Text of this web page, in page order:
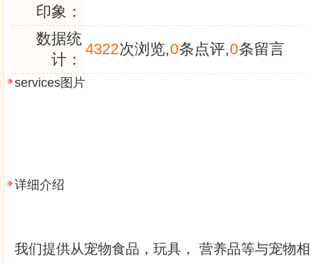
印象：
数据统
计：
4322次浏览,0条点评,0条留言
services图片
详细介绍
我们提供从宠物食品，玩具， 营养品等与宠物